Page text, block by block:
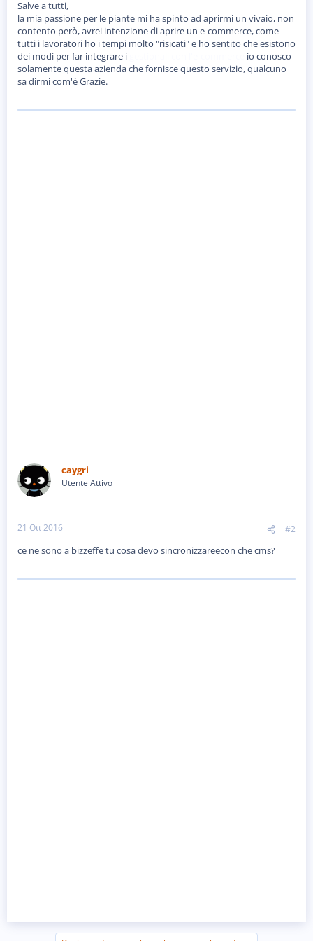
s
s
i
o
n
e
Salve a tutti,
la mia passione per le piante mi ha spinto ad aprirmi un vivaio, non
contento però, avrei intenzione di aprire un e-commerce, come
tutti i lavoratori ho i tempi molto "risicati" e ho sentito che esistono
dei modi per far integrare i
io conosco
solamente questa azienda che fornisce questo servizio, qualcuno
sa dirmi com'è Grazie.
caygri
Utente Attivo
21 Ott 2016 #2
ce ne sono a bizzeffe tu cosa devo sincronizzareecon che cms?